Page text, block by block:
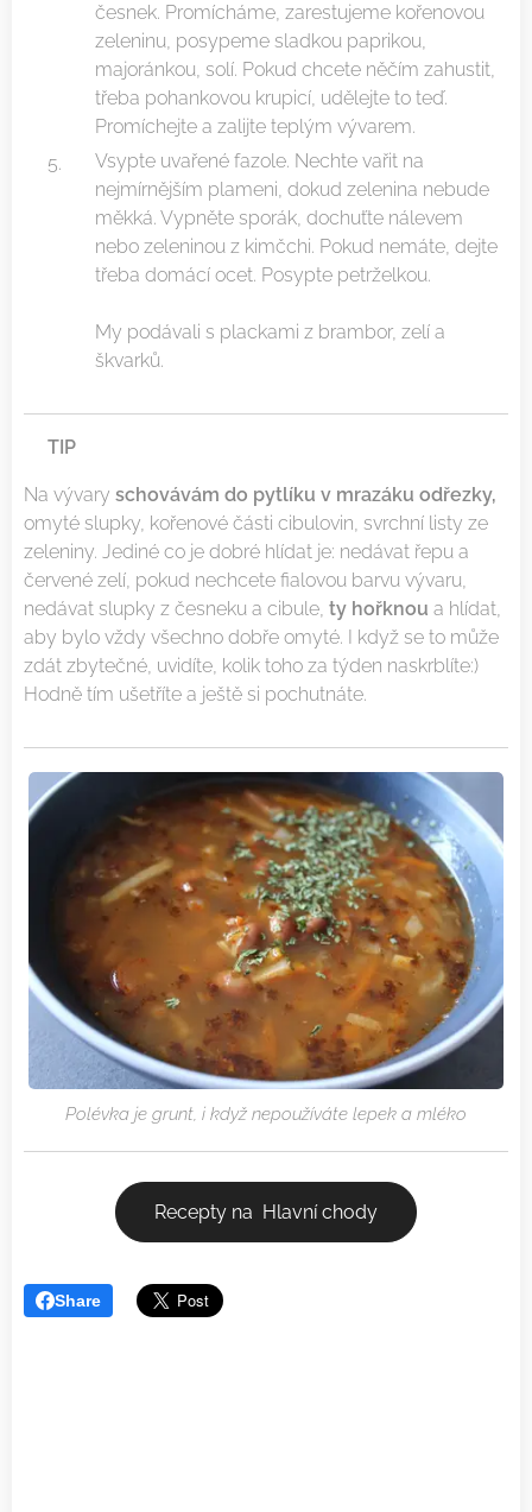
česnek. Promícháme, zarestujeme kořenovou
zeleninu, posypeme sladkou paprikou,
majoránkou, solí. Pokud chcete něčím zahustit,
třeba pohankovou krupicí, udělejte to teď.
Promíchejte a zalijte teplým vývarem.
Vsypte uvařené fazole. Nechte vařit na
nejmírnějším plameni, dokud zelenina nebude
měkká. Vypněte sporák, dochuťte nálevem
nebo zeleninou z kimčchi. Pokud nemáte, dejte
třeba domácí ocet. Posypte petrželkou.
My podávali s plackami z brambor, zelí a
škvarků.
❤TIP❤
Na vývary schovávám do pytlíku v mrazáku odřezky,
omyté slupky, kořenové části cibulovin, svrchní listy ze
zeleniny. Jediné co je dobré hlídat je: nedávat řepu a
červené zelí, pokud nechcete fialovou barvu vývaru,
nedávat slupky z česneku a cibule, ty hořknou a hlídat,
aby bylo vždy všechno dobře omyté. I když se to může
zdát zbytečné, uvidíte, kolik toho za týden naskrblíte:)
Hodně tím ušetříte a ještě si pochutnáte.
Polévka je grunt, i když nepoužíváte lepek a mléko
Recepty na Hlavní chody
Share